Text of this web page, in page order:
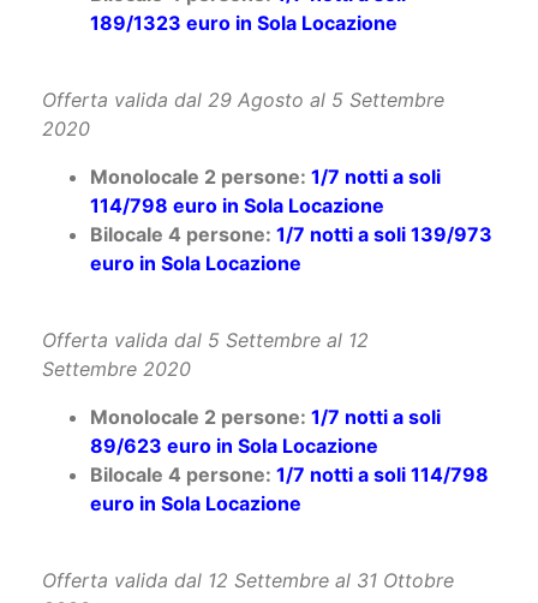
2020
114/798 euro in Sola Locazione
Bilocale 4 persone:1/7 notti a soli 139/973
euro in Sola Locazione
Settembre 2020
Monolocale 2 persone:
89/623 euro in Sola Locazione
Bilocale 4 persone:1/7 notti a soli 114/798
euro in Sola Locazione
2020